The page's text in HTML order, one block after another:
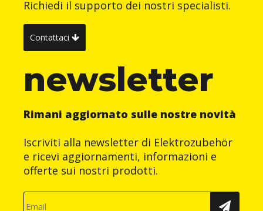
Richiedi il supporto dei nostri specialisti.
Contattaci
newsletter
Rimani aggiornato sulle nostre novità
Iscriviti alla newsletter di Elektrozubehör
e ricevi aggiornamenti, informazioni e
offerte sui nostri prodotti.